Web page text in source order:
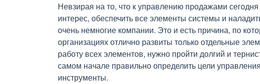
Невзирая на то, что к управлению продажами
интерес, обеспечить все элементы системы и
очень немногие компании. Это и есть причина, по
организациях отлично развиты только отдельные
работу всех элементов, нужно пройти долгий и
самом начале правильно определить цели
инструменты.